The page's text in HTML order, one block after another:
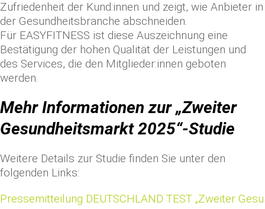
Zufriedenheit der Kund:innen und zeigt, wie Anbieter in
der Gesundheitsbranche abschneiden.
Für EASYFITNESS ist diese Auszeichnung eine
Bestätigung der hohen Qualität der Leistungen und
des Services, die den Mitglieder:innen geboten
werden.
Mehr Informationen zur „Zweiter
Gesundheitsmarkt 2025“-Studie
Weitere Details zur Studie finden Sie unter den
folgenden Links:
Pressemitteilung DEUTSCHLAND TEST „Zweiter